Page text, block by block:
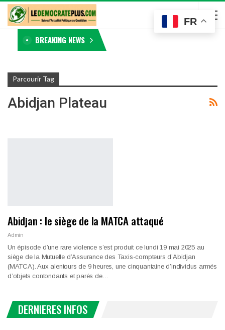
BREAKING NEWS
Parcourir Tag
Abidjan Plateau
Abidjan : le siège de la MATCA attaqué
Admin
Un épisode d’une rare violence s’est produit ce lundi 19 mai 2025 au
siège de la Mutuelle d’Assurance des Taxis-compteurs d’Abidjan
(MATCA). Aux alentours de 9 heures, une cinquantaine d’individus armés
d’objets contondants et parés de…
DERNIERES INFOS
FR